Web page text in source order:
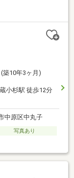
築10年3ヶ月)
小杉駅 徒歩12分
中原区中丸子
写真あり